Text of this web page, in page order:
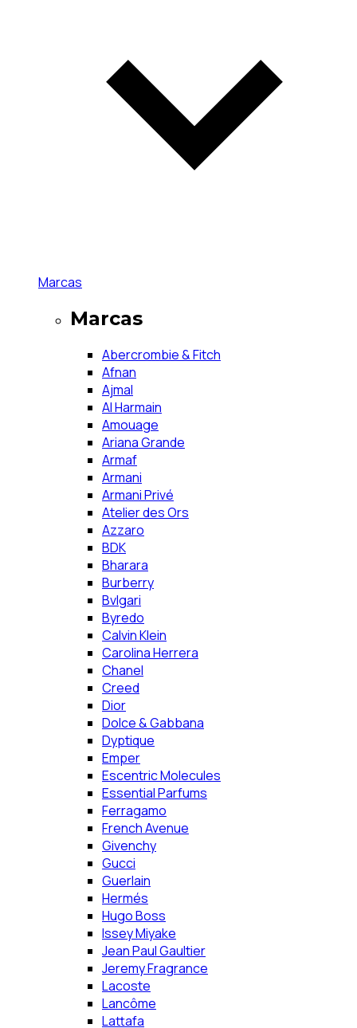
Marcas
Marcas
Abercrombie & Fitch
Afnan
Ajmal
Al Harmain
Amouage
Ariana Grande
Armaf
Armani
Armani Privé
Atelier des Ors
Azzaro
BDK
Bharara
Burberry
Bvlgari
Byredo
Calvin Klein
Carolina Herrera
Chanel
Creed
Dior
Dolce & Gabbana
Dyptique
Emper
Escentric Molecules
Essential Parfums
Ferragamo
French Avenue
Givenchy
Gucci
Guerlain
Hermés
Hugo Boss
Issey Miyake
Jean Paul Gaultier
Jeremy Fragrance
Lacoste
Lancôme
Lattafa